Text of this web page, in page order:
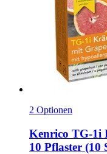
2 Optionen
Kenrico TG-​1i
10 Pflaster (10